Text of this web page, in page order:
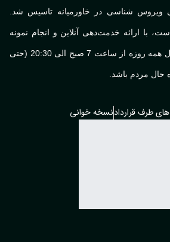
شناسی در خاورمیانه تاسیس شد.
ارائه خدمت‌دهی آنلاین و انجام نمونه
گیری در آزمایشگاه و منزل همه روزه از ساعت 7 صبح الی 20:30 (حتی
باشد.
قراردادنسخه خوانی